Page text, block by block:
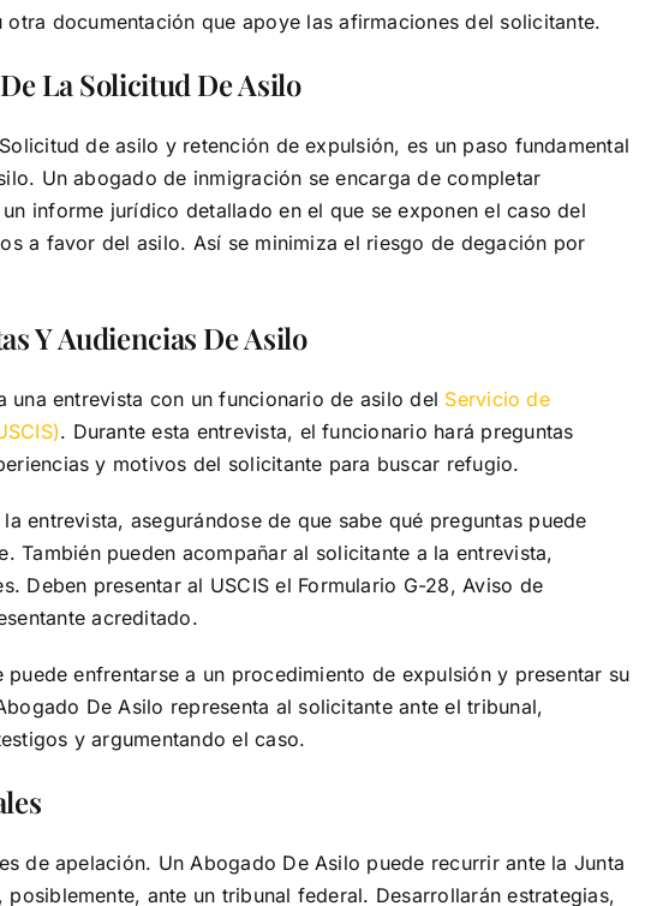
documentación que apoye las afirmaciones del solicitante.
La Solicitud De Asilo
de asilo y retención de expulsión, es un paso fundamental
Un abogado de inmigración se encarga de completar
informe jurídico detallado en el que se exponen el caso del
a favor del asilo. Así se minimiza el riesgo de degación por
Y Audiencias De Asilo
una entrevista con un funcionario de asilo del Servicio de
. Durante esta entrevista, el funcionario hará preguntas
y motivos del solicitante para buscar refugio.
entrevista, asegurándose de que sabe qué preguntas puede
También pueden acompañar al solicitante a la entrevista,
Deben presentar al USCIS el Formulario G-28, Aviso de
acreditado.
enfrentarse a un procedimiento de expulsión y presentar su
De Asilo representa al solicitante ante el tribunal,
y argumentando el caso.
de apelación. Un Abogado De Asilo puede recurrir ante la Junta
ante un tribunal federal. Desarrollarán estrategias,